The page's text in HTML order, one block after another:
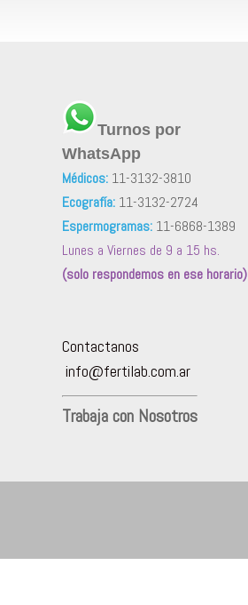
Turnos por
WhatsApp
Médicos: 11-3132-3810
Ecografía: 11-3132-2724
Espermogramas: 11-6868-1389
Lunes a Viernes de 9 a 15 hs.
(solo respondemos en ese horario)
Contactanos
info@fertilab.com.ar
Trabaja con Nosotros